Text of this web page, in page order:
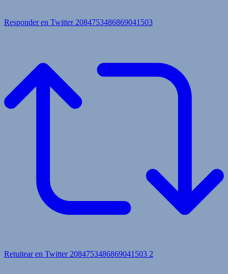
Responder en Twitter 2084753486869041503
Retuitear en Twitter 2084753486869041503 2